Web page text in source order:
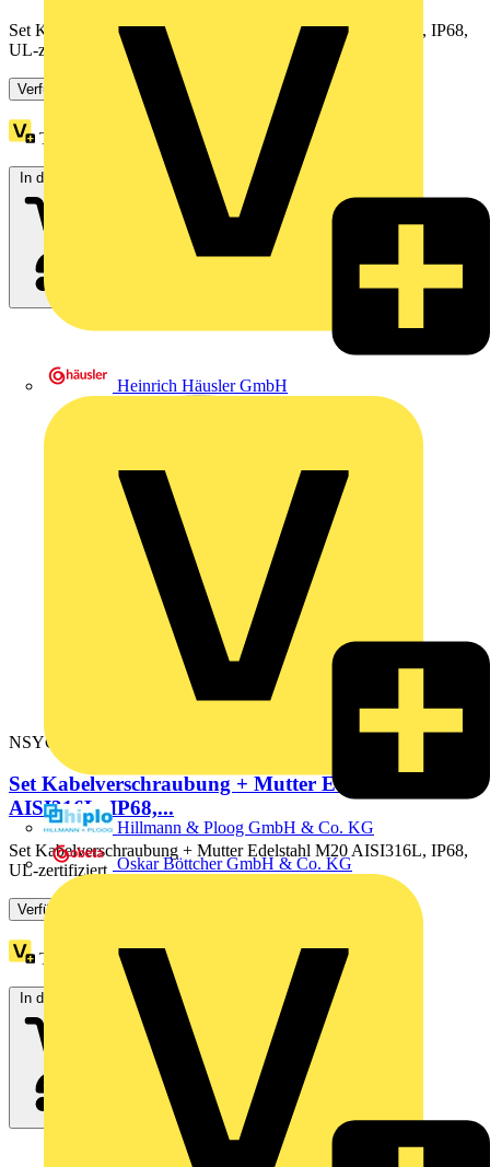
Heinrich Häusler GmbH
Hillmann & Ploog GmbH & Co. KG
Oskar Böttcher GmbH & Co. KG
Set Kabelverschraubung + Mutter Edelstahl M25 AISI316L, IP68,
UL-zertifiziert.
Verfügbar: 1 Händler
Treuepunkte:
In den Warenkorb
NSYCGX20H
Set Kabelverschraubung + Mutter Edelstahl M20
AISI316L, IP68,...
Set Kabelverschraubung + Mutter Edelstahl M20 AISI316L, IP68,
UL-zertifiziert.
Verfügbar: 1 Händler
Treuepunkte:
In den Warenkorb